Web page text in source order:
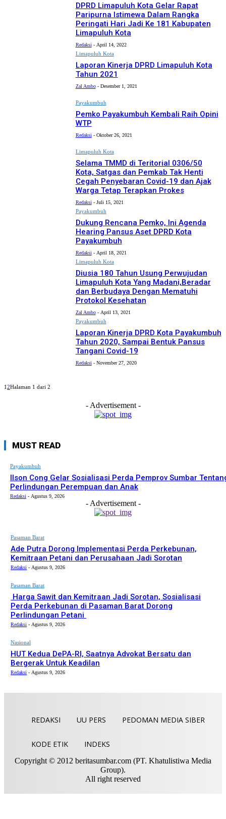
DPRD Limapuluh Kota Gelar Rapat
Paripurna Istimewa Dalam Rangka
Peringati Hari Jadi Ke 181 Kabupaten
Limapuluh Kota
Redaksi - April 14, 2022
Limapuluh Kota
Laporan Kinerja DPRD Limapuluh Kota
Tahun 2021
Zal Ambo - Desember 1, 2021
Payakumbuh
Pemko Payakumbuh Kembali Raih Opini
WTP
Redaksi - Oktober 26, 2021
Limapuluh Kota
Selama TMMD di Teritorial 0306/50
Kota, Satgas dan Pemkab Tak Henti
Cegah Penyebaran Covid-19 dan Ajak
Warga Tetap Terapkan Prokes
Redaksi - Juli 15, 2021
Payakumbuh
Dukung Rencana Pemko, Ini Agenda
Hearing Pansus Aset DPRD Kota
Payakumbuh
Redaksi - April 18, 2021
Limapuluh Kota
Diusia 180 Tahun Usung Perwujudan
Limapuluh Kota Yang Madani,Beradar
dan Berbudaya Dengan Mematuhi
Protokol Kesehatan
Zal Ambo - April 13, 2021
Payakumbuh
Laporan Kinerja DPRD Kota Payakumbuh
Tahun 2020, Sampai Bentuk Pansus
Tangani Covid-19
Redaksi - November 27, 2020
12Halaman 1 dari 2
- Advertisement -
MUST READ
Payakumbuh
Ilson Cong Gelar Sosialisasi Perda Pemprov Sumbar
Perlindungan Perempuan dan Anak
Redaksi - Agustus 9, 2026
- Advertisement -
Pasaman Barat
Ade Putra Dorong Implementasi Perda Perkebunan,
Kemitraan Petani dan Perusahaan Jadi Sorotan
Redaksi - Agustus 9, 2026
Pasaman Barat
Harga Sawit dan Kemitraan Jadi Sorotan, Sosialisasi
Perda Perkebunan di Pasaman Barat Dorong
Perlindungan Petani
Redaksi - Agustus 9, 2026
Nasional
HUT Kedua DePA-RI, Saatnya Advokat Bersatu dan
Bergerak Untuk Keadilan
Redaksi - Agustus 9, 2026
REDAKSI UU PERS PEDOMAN MEDIA SIBER
KODE ETIK INDEKS
Copyright © 2012 beritasumbar.com (PT. Khatulistiwa Media
Group).
All right reserved